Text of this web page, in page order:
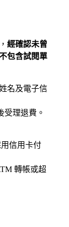
經確認未曾
包含試閱單
名及電子信
受理退費。
信用卡付
轉帳或超